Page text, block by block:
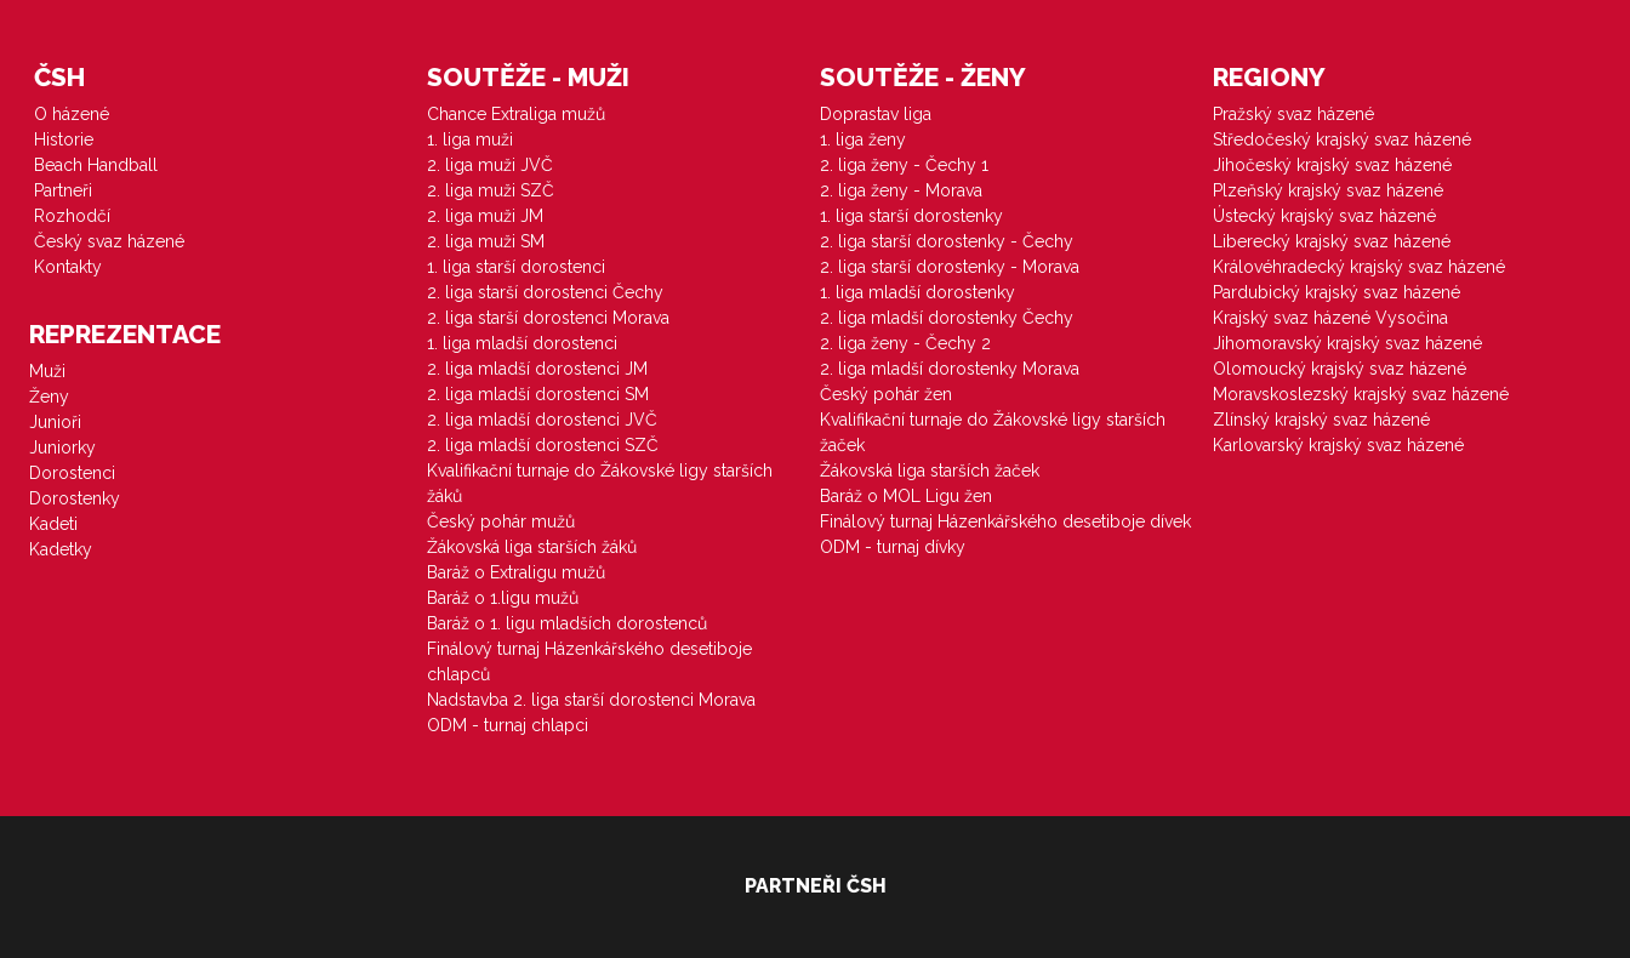
ČSH
O házené
Historie
Beach Handball
Partneři
Rozhodčí
Český svaz házené
Kontakty
REPREZENTACE
Muži
Ženy
Junioři
Juniorky
Dorostenci
Dorostenky
Kadeti
Kadetky
SOUTĚŽE - MUŽI
Chance Extraliga mužů
1. liga muži
2. liga muži JVČ
2. liga muži SZČ
2. liga muži JM
2. liga muži SM
1. liga starší dorostenci
2. liga starší dorostenci Čechy
2. liga starší dorostenci Morava
1. liga mladší dorostenci
2. liga mladší dorostenci JM
2. liga mladší dorostenci SM
2. liga mladší dorostenci JVČ
2. liga mladší dorostenci SZČ
Kvalifikační turnaje do Žákovské ligy starších
žáků
Český pohár mužů
Žákovská liga starších žáků
Baráž o Extraligu mužů
Baráž o 1.ligu mužů
Baráž o 1. ligu mladších dorostenců
Finálový turnaj Házenkářského desetiboje
chlapců
Nadstavba 2. liga starší dorostenci Morava
ODM - turnaj chlapci
SOUTĚŽE - ŽENY
Doprastav liga
1. liga ženy
2. liga ženy - Čechy 1
2. liga ženy - Morava
1. liga starší dorostenky
2. liga starší dorostenky - Čechy
2. liga starší dorostenky - Morava
1. liga mladší dorostenky
2. liga mladší dorostenky Čechy
2. liga ženy - Čechy 2
2. liga mladší dorostenky Morava
Český pohár žen
Kvalifikační turnaje do Žákovské ligy starších
žaček
Žákovská liga starších žaček
Baráž o MOL Ligu žen
Finálový turnaj Házenkářského desetiboje dívek
ODM - turnaj dívky
REGIONY
Pražský svaz házené
Středočeský krajský svaz házené
Jihočeský krajský svaz házené
Plzeňský krajský svaz házené
Ústecký krajský svaz házené
Liberecký krajský svaz házené
Královéhradecký krajský svaz házené
Pardubický krajský svaz házené
Krajský svaz házené Vysočina
Jihomoravský krajský svaz házené
Olomoucký krajský svaz házené
Moravskoslezský krajský svaz házené
Zlínský krajský svaz házené
Karlovarský krajský svaz házené
PARTNEŘI ČSH